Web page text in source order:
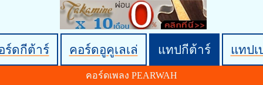
ร์ดกีต้าร์ คอร์ดอูคูเลเล่ แทปกีต้าร์ แทปเ
คอร์ดเพลง PEARWAH